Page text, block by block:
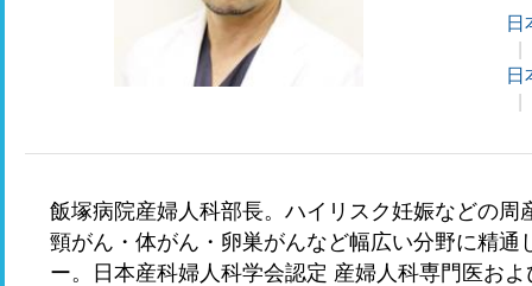
日
日
飯塚病院産婦人科部長。ハイリスク妊娠などの
頸がん・体がん・卵巣がんなど幅広い分野に精
ー。日本産科婦人科学会認定 産婦人科専門医お